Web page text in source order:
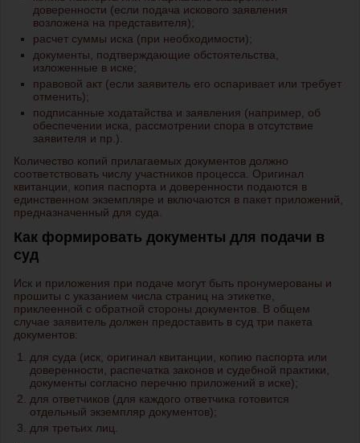
доверенности (если подача искового заявления
возложена на представителя);
расчет суммы иска (при необходимости);
документы, подтверждающие обстоятельства,
изложенные в иске;
правовой акт (если заявитель его оспаривает или требует
отменить);
подписанные ходатайства и заявления (например, об
обеспечении иска, рассмотрении спора в отсутствие
заявителя и пр.).
Количество копий прилагаемых документов должно
соответствовать числу участников процесса. Оригинал
квитанции, копия паспорта и доверенности подаются в
единственном экземпляре и включаются в пакет приложений,
предназначенный для суда.
Как формировать документы для подачи в
суд
Иск и приложения при подаче могут быть пронумерованы и
прошиты с указанием числа страниц на этикетке,
приклеенной с обратной стороны документов. В общем
случае заявитель должен предоставить в суд три пакета
документов:
для суда (иск, оригинал квитанции, копию паспорта или
доверенности, распечатка законов и судебной практики,
документы согласно перечню приложений в иске);
для ответчиков (для каждого ответчика готовится
отдельный экземпляр документов);
для третьих лиц.